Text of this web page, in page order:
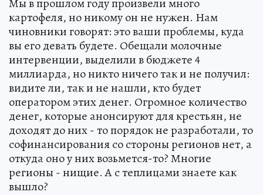
картофеля, но никому он не нужен. Нам
чиновники говорят: это ваши проблемы, куда
вы его девать будете. Обещали молочные
интервенции, выделили в бюджете 4
миллиарда, но никто ничего так и не получил:
видите ли, так и не нашли, кто будет
оператором этих денег. Огромное количество
денег, которые анонсируют для крестьян, не
доходят до них - то порядок не разработали, то
софинансирования со стороны регионов нет, а
откуда оно у них возьмется-то? Многие
регионы - нищие. А с теплицами знаете как
вышло?